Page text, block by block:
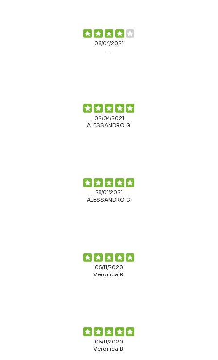
06/04/2021
..
02/04/2021
ALESSANDRO G.
28/01/2021
ALESSANDRO G.
05/11/2020
Veronica B.
05/11/2020
Veronica B.